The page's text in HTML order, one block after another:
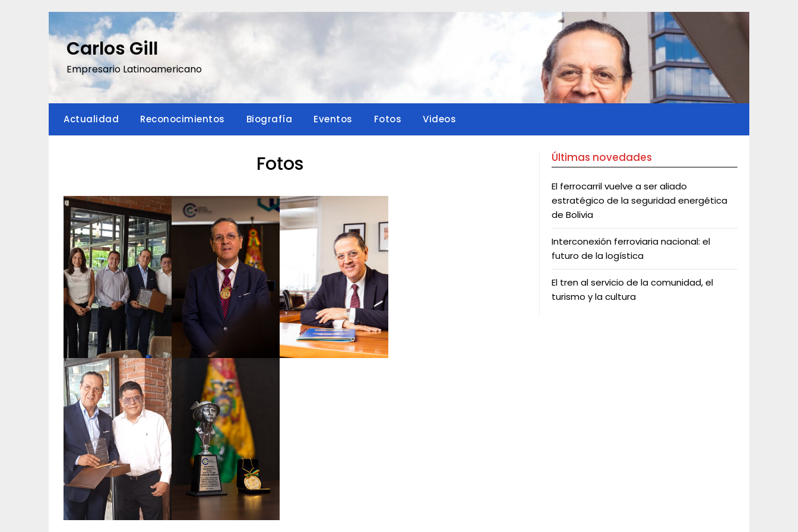
Carlos Gill
Empresario Latinoamericano
Actualidad Reconocimientos Biografía Eventos Fotos Videos
Fotos Últimas novedades
El ferrocarril vuelve a ser aliado
estratégico de la seguridad energética
de Bolivia
Interconexión ferroviaria nacional: el
futuro de la logística
El tren al servicio de la comunidad, el
turismo y la cultura